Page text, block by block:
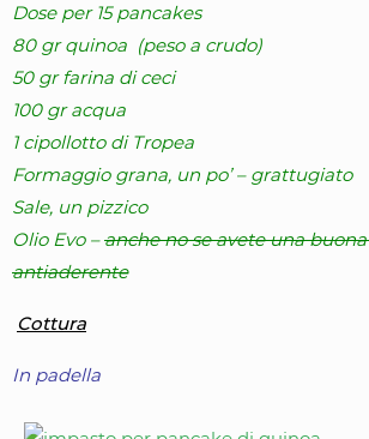
Dose per 15 pancakes
80 gr quinoa (peso a crudo)
50 gr farina di ceci
100 gr acqua
1 cipollotto di Tropea
Formaggio grana, un po’ – grattugiato
Sale, un pizzico
Olio Evo –anche no se avete una
antiaderente
Cottura
In padella